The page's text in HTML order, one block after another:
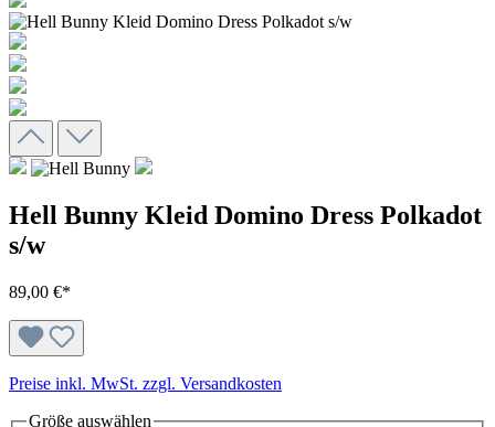
Hell Bunny Kleid Domino Dress Polkadot
s/w
89,00 €*
Preise inkl. MwSt. zzgl. Versandkosten
Größe auswählen